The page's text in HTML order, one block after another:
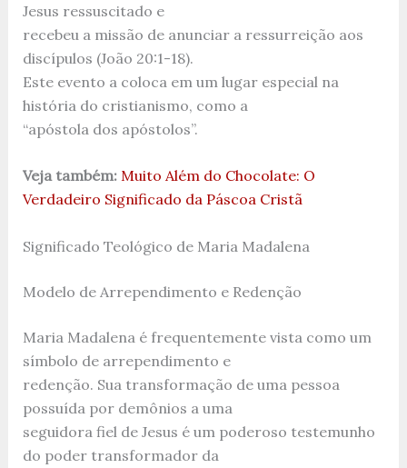
Jesus ressuscitado e
recebeu a missão de anunciar a ressurreição aos
discípulos (João 20:1-18).
Este evento a coloca em um lugar especial na
história do cristianismo, como a
“apóstola dos apóstolos”.
Veja também: Muito Além do Chocolate: O
Verdadeiro Significado da Páscoa Cristã
Significado Teológico de Maria Madalena
Modelo de Arrependimento e Redenção
Maria Madalena é frequentemente vista como um
símbolo de arrependimento e
redenção. Sua transformação de uma pessoa
possuída por demônios a uma
seguidora fiel de Jesus é um poderoso testemunho
do poder transformador da